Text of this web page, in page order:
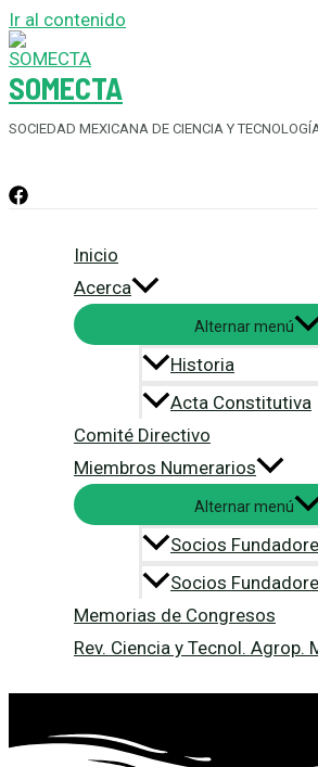
Ir al contenido
SOMECTA
SOCIEDAD MEXICANA DE CIENCIA Y
Inicio
Acerca
Alternar menú
Historia
Acta Constitutiva
Comité Directivo
Miembros Numerarios
Alternar menú
Socios
Socios
Memorias de Congresos
Rev. Ciencia y Tecnol. Agrop.